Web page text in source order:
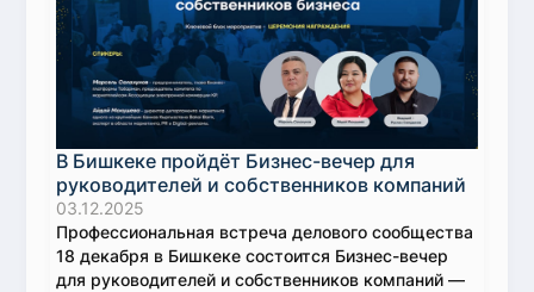
В Бишкеке пройдёт Бизнес-вечер для
руководителей и собственников компаний
03.12.2025
Профессиональная встреча делового сообщества
18 декабря в Бишкеке состоится Бизнес-вечер
для руководителей и собственников компаний —